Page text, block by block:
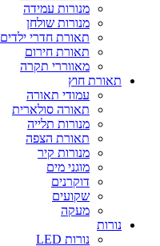
מנורות עמידה
מנורות שולחן
תאורת חדרי ילדים
תאורת חירום
מאווררי תקרה
תאורת חוץ
עמודי תאורה
תאורה סולארית
מנורות תלייה
תאורת הצפה
מנורות קיר
מוגני מים
דוקרנים
שקועים
מעקה
נורות
נורות LED